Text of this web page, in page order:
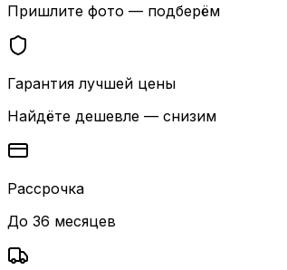
Пришлите фото — подберём
Гарантия лучшей цены
Найдёте дешевле — снизим
Рассрочка
До 36 месяцев